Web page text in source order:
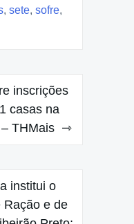
, sete, sofre,
inscrições
casas na
THMais
institui o
Ração e de